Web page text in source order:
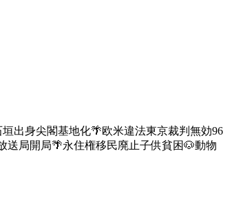
出身尖閣基地化🌴欧米違法東京裁判無効96
送局開局🌴永住権移民廃止子供貧困🐶動物